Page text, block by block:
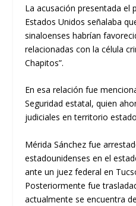
La acusación presentada el
Estados Unidos señalaba
sinaloenses habrían
relacionadas con la célula
Chapitos”.
En esa relación fue
Seguridad estatal, quien
judiciales en territorio
Mérida Sánchez fue
estadounidenses en el
ante un juez federal en
Posteriormente fue
actualmente se encuentra